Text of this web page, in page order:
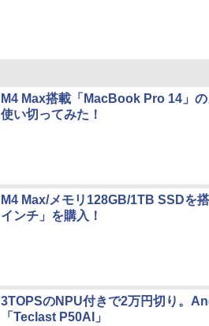
M4 Max搭載「MacBook Pro 14」
使い切ってみた！
M4 Max/メモリ128GB/1TB SSDを
インチ」を購入！
3TOPSのNPU付きで2万円切り。
「Teclast P50AI」